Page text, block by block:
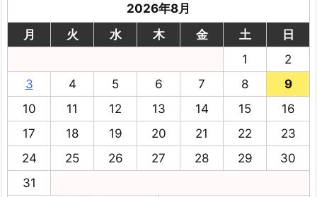
2026年8月
月
火 水 木 金 土
日
1
2
3
4 5 6 7 8
9
10
11 12 13 14 15
16
17
18 19 20 21 22
23
24
25 26 27 28 29
30
31